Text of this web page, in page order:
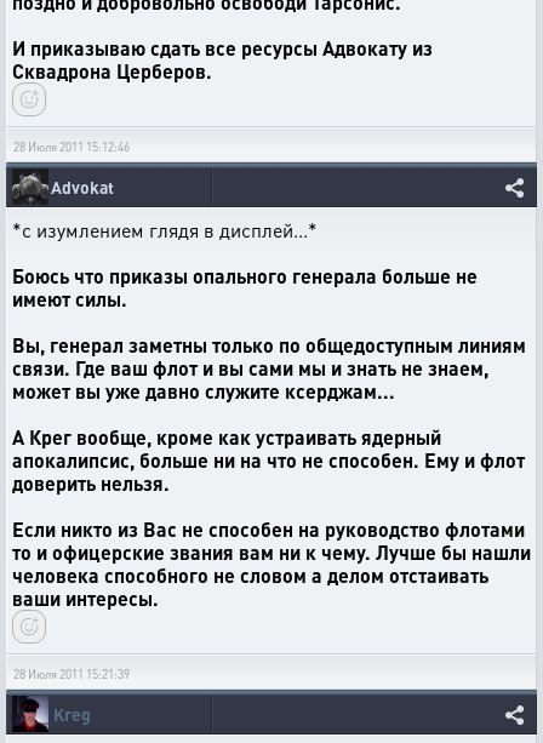
И приказываю сдать все ресурсы Адвокату из
Сквадрона Церберов.
28 Июля 2011 15:12:46
Advokat
*с изумлением глядя в дисплей...*
Боюсь что приказы опального генерала больше не
имеют силы.
Вы, генерал заметны только по общедоступным линиям
связи. Где ваш флот и вы сами мы и знать не знаем,
может вы уже давно служите ксерджам...
А Крег вообще, кроме как устраивать ядерный
апокалипсис, больше ни на что не способен. Ему и флот
доверить нельзя.
Если никто из Вас не способен на руководство флотами
то и офицерские звания вам ни к чему. Лучше бы нашли
человека способного не словом а делом отстаивать
ваши интересы.
28 Июля 2011 15:21:39
Kreg